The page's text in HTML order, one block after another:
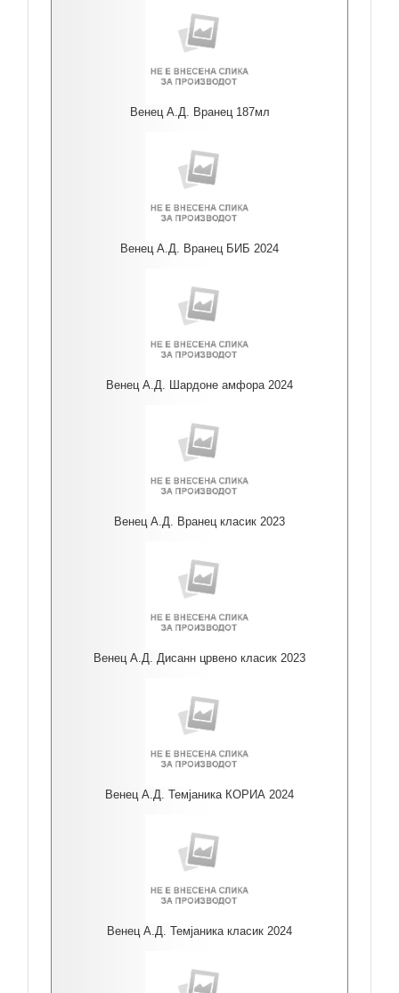
Венец А.Д. Вранец 187мл
Венец А.Д. Вранец БИБ 2024
Венец А.Д. Шардоне амфора 2024
Венец А.Д. Вранец класик 2023
Венец А.Д. Дисанн црвено класик 2023
Венец А.Д. Темјаника КОРИА 2024
Венец А.Д. Темјаника класик 2024